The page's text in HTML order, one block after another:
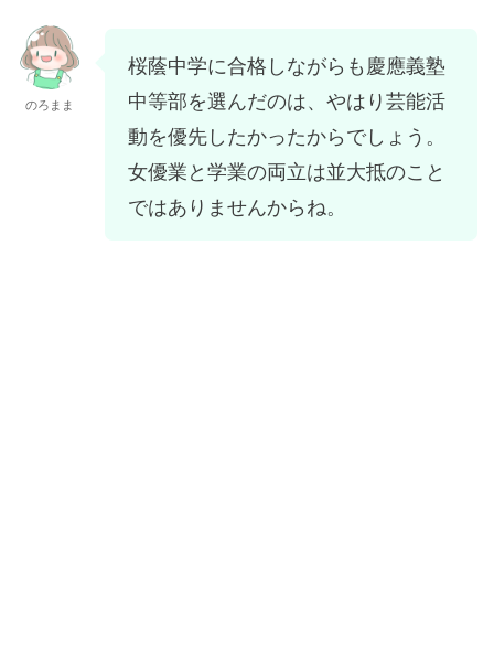
のろまま
桜蔭中学に合格しながらも慶應義塾
中等部を選んだのは、やはり芸能活
動を優先したかったからでしょう。
女優業と学業の両立は並大抵のこと
ではありませんからね。